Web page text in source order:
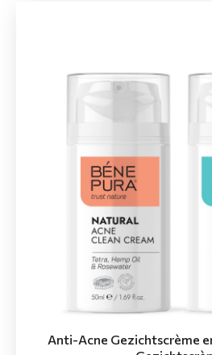
Anti-Acne Gezichtscrème